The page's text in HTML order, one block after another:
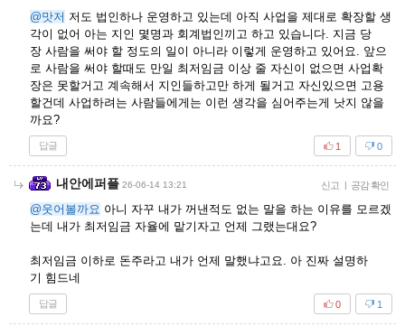
@맛저 저도 법인하나 운영하고 있는데 아직 사업을 제대로 확장할 생
각이 없어 아는 지인 몇명과 회계법인끼고 하고 있습니다. 지금 당
장 사람을 써야 할 정도의 일이 아니라 이렇게 운영하고 있어요. 앞으
로 사람을 써야 할때도 만일 최저임금 이상 줄 자신이 없으면 사업확
장은 못할거고 계속해서 지인들하고만 하게 될거고 자신있으면 고용
할건데 사업하려는 사람들에게는 이런 생각을 심어주는게 낫지 않을
까요?
답글 0
1
내안에퍼플 26-06-14 13:21 신고 공감 확인
@웃어볼까요 아니 자꾸 내가 꺼낸적도 없는 말을 하는 이유를 모르겠
는데 내가 최저임금 자율에 맡기자고 언제 그랬는대요?
최저임금 이하로 돈주라고 내가 언제 말했냐고요. 아 진짜 설명하
기 힘드네
답글 1
0